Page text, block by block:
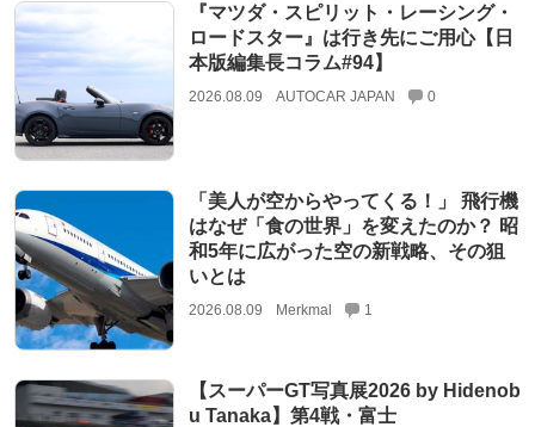
『マツダ・スピリット・レーシング・
ロードスター』は行き先にご用心【日
本版編集長コラム#94】
2026.08.09 AUTOCAR JAPAN 0
「美人が空からやってくる！」 飛行機
はなぜ「食の世界」を変えたのか？ 昭
和5年に広がった空の新戦略、その狙
いとは
2026.08.09 Merkmal 1
【スーパーGT写真展2026 by Hidenob
u Tanaka】第4戦・富士